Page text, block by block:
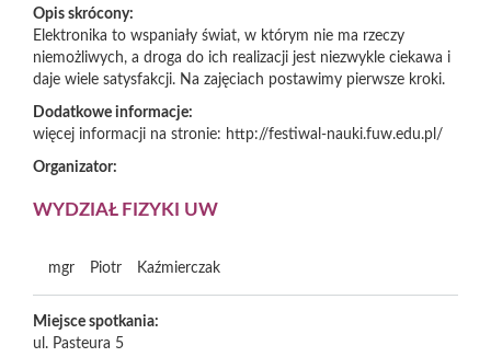
Opis skrócony:
Elektronika to wspaniały świat, w którym nie ma rzeczy
niemożliwych, a droga do ich realizacji jest niezwykle ciekawa i
daje wiele satysfakcji. Na zajęciach postawimy pierwsze kroki.
Dodatkowe informacje:
więcej informacji na stronie: http://festiwal-nauki.fuw.edu.pl/
Organizator:
WYDZIAŁ FIZYKI UW
mgr Piotr Kaźmierczak
Miejsce spotkania:
ul. Pasteura 5